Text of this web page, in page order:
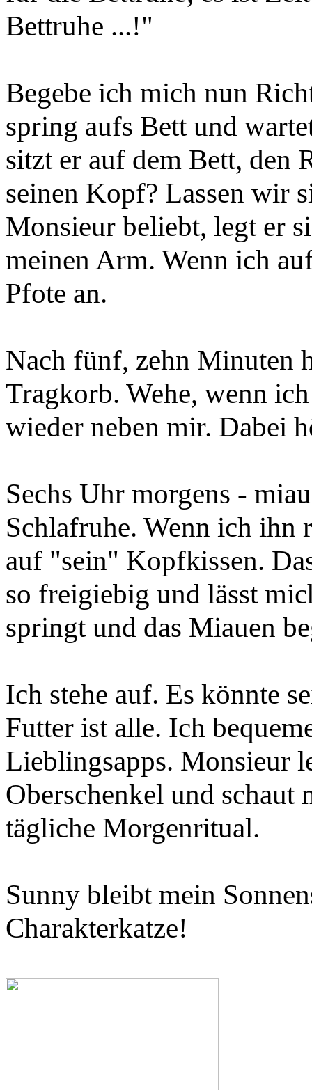
Bettruhe ...!"
Begebe ich mich nun
spring aufs Bett und
sitzt er auf dem Bett, den
seinen Kopf? Lassen wir
Monsieur beliebt, legt er
meinen Arm. Wenn ich
Pfote an.
Nach fünf, zehn Minuten
Tragkorb. Wehe, wenn
wieder neben mir. Dabei
Sechs Uhr morgens -
Schlafruhe. Wenn ich ihn
auf "sein" Kopfkissen.
so freigiebig und lässt
springt und das Miauen
Ich stehe auf. Es könnte
Futter ist alle. Ich
Lieblingsapps. Monsieur
Oberschenkel und schaut
tägliche Morgenritual.
Sunny bleibt mein
Charakterkatze!